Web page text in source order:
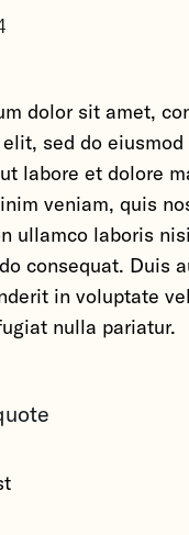
dolor sit amet,
sed do eiusmod
labore et dolore
veniam, quis
ullamco laboris
consequat. Duis
in voluptate
nulla pariatur.